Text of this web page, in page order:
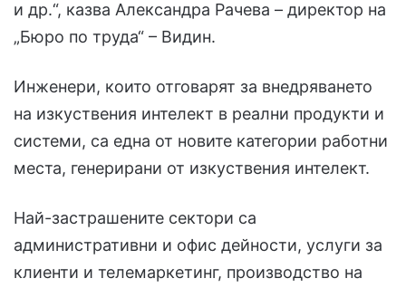
и др.“, казва Александра Рачева – директор на
„Бюро по труда“ – Видин.
Инженери, които отговарят за внедряването
на изкуствения интелект в реални продукти и
системи, са една от новите категории работни
места, генерирани от изкуствения интелект.
Най-застрашените сектори са
административни и офис дейности, услуги за
клиенти и телемаркетинг, производство на